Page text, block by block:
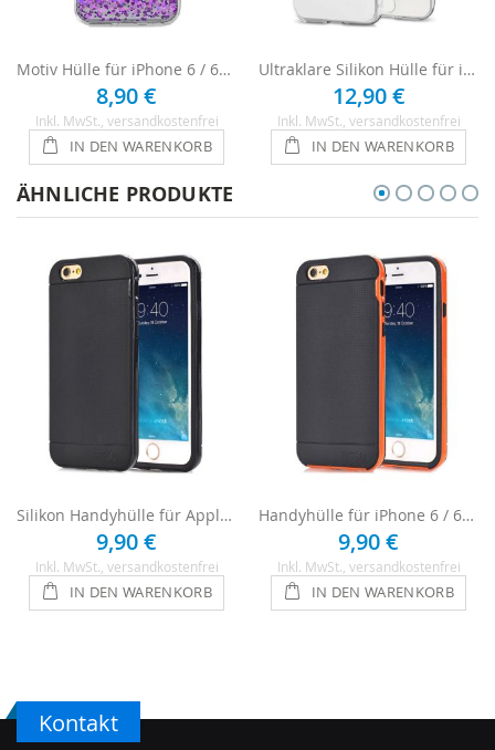
Motiv Hülle für iPhone 6 / 6s - Lila Herzen
8,90 €
Inkl. MwSt. , versandkostenfrei
IN DEN WARENKORB
Ultraklare Silikon Hülle für iPhone 6 / 6s - Transparent
12,90 €
Inkl. MwSt. , versandkostenfrei
IN DEN WARENKORB
ÄHNLICHE PRODUKTE
Silikon Handyhülle für Apple iPhone 6 / 6s - Schwarz
9,90 €
Inkl. MwSt. , versandkostenfrei
IN DEN WARENKORB
Handyhülle für iPhone 6 / 6s - Schwarz / Orange
9,90 €
Inkl. MwSt. , versandkostenfrei
IN DEN WARENKORB
Kontakt